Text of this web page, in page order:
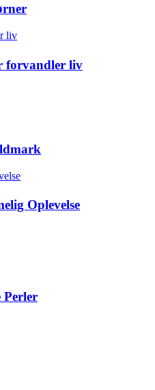
forvandler liv
Oplevelse
Perler